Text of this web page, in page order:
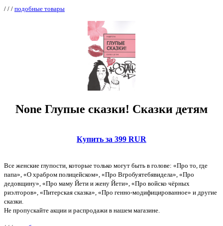
/ / / подобные товары
None Глупые сказки! Сказки детям
Купить за 399 RUR
Все женские глупости, которые только могут быть в голове: «Про то, где
папа», «О храбром полицейском», «Про Вгробуятебявидела», «Про
дедовщину», «Про маму Йети и жену Йети», «Про войско чёрных
риэлторов», «Питерская сказка», «Про генно-модифицированное» и другие
сказки.
Не пропускайте акции и распродажи в нашем магазине.